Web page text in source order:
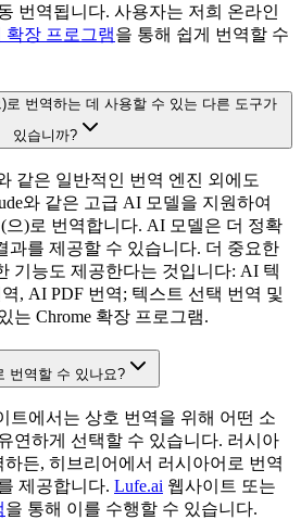
번역됩니다. 사용자는 저희 온라인
확장 프로그램을 통해 쉽게 번역할 수
로 번역하는 데 사용할 수 있는 다른 도구가
있습니까?
같은 일반적인 번역 엔진 외에도
와 같은 고급 AI 모델을 지원하여
)로 번역합니다. AI 모델은 더 정확
과를 제공할 수 있습니다. 더 중요한
기능도 제공한다는 것입니다: AI 텍
, AI PDF 번역; 텍스트 선택 번역 및
는 Chrome 확장 프로그램.
번역할 수 있나요?
트에서는 상호 번역을 위해 어떤 소
연하게 선택할 수 있습니다. 러시아
든, 히브리어에서 러시아어로 번역
제공합니다. Lufe.ai 웹사이트 또는
을 통해 이를 수행할 수 있습니다.